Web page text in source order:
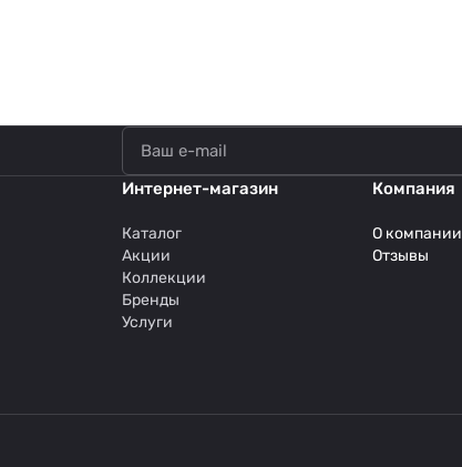
Интернет-магазин
Каталог
Акции
Коллекции
Бренды
Услуги
Компания
О компании
Отзывы